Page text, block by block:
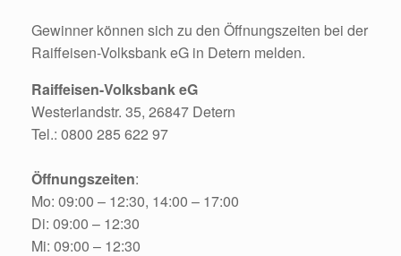
Gewinner können sich zu den Öffnungszeiten bei der
Raiffeisen-Volksbank eG in Detern melden.
Raiffeisen-Volksbank eG
Westerlandstr. 35, 26847 Detern
Tel.: 0800 285 622 97
Öffnungszeiten:
Mo: 09:00 – 12:30, 14:00 – 17:00
Di: 09:00 – 12:30
Mi: 09:00 – 12:30